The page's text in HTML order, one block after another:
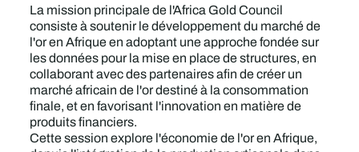
La mission principale de l'Africa Gold Council
consiste à soutenir le développement du marché de
l'or en Afrique en adoptant une approche fondée sur
les données pour la mise en place de structures, en
collaborant avec des partenaires afin de créer un
marché africain de l'or destiné à la consommation
finale, et en favorisant l'innovation en matière de
produits financiers.
Cette session explore l'économie de l'or en Afrique,